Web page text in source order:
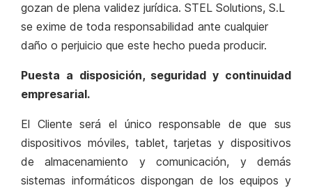
gozan de plena validez jurídica. STEL Solutions, S.L
se exime de toda responsabilidad ante cualquier
daño o perjuicio que este hecho pueda producir.
Puesta a disposición, seguridad y continuidad
empresarial.
El Cliente será el único responsable de que sus
dispositivos móviles, tablet, tarjetas y dispositivos
de almacenamiento y comunicación, y demás
sistemas informáticos dispongan de los equipos y